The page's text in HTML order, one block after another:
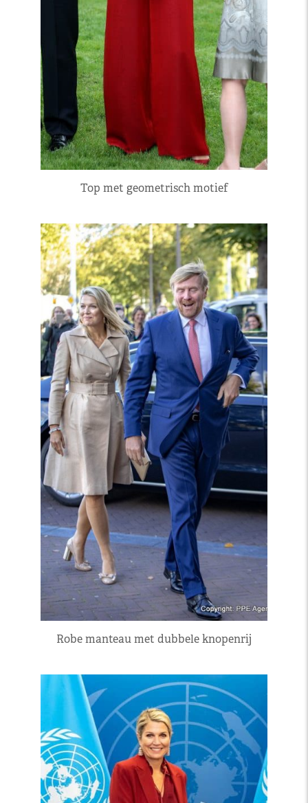
Top met geometrisch motief
Robe manteau met dubbele knopenrij